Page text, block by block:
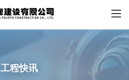
工程快讯